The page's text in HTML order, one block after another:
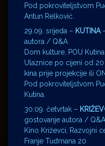
Pod pokroviteljstvom
Antun Relković.
29.09. srijeda – KUTINA
autora / Q&A
Dom kulture, POU Kutina
Ulaznice po cijeni od
kina prije projekcije ili
Pod pokroviteljstvom
Kutina.
30.09. četvrtak –
gostovanje autora / Q&A
Kino Križevci, Razvojni
Franje Tuđmana 20